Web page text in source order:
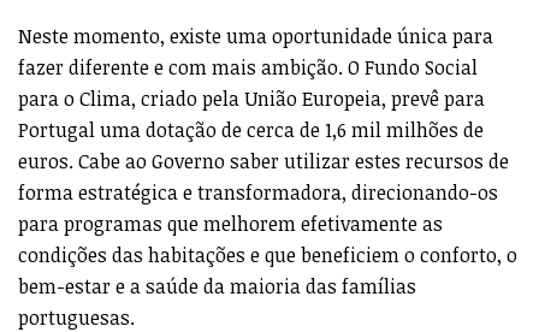
Neste momento, existe uma oportunidade única para
fazer diferente e com mais ambição. O Fundo Social
para o Clima, criado pela União Europeia, prevê para
Portugal uma dotação de cerca de 1,6 mil milhões de
euros. Cabe ao Governo saber utilizar estes recursos de
forma estratégica e transformadora, direcionando-os
para programas que melhorem efetivamente as
condições das habitações e que beneficiem o conforto, o
bem-estar e a saúde da maioria das famílias
portuguesas.